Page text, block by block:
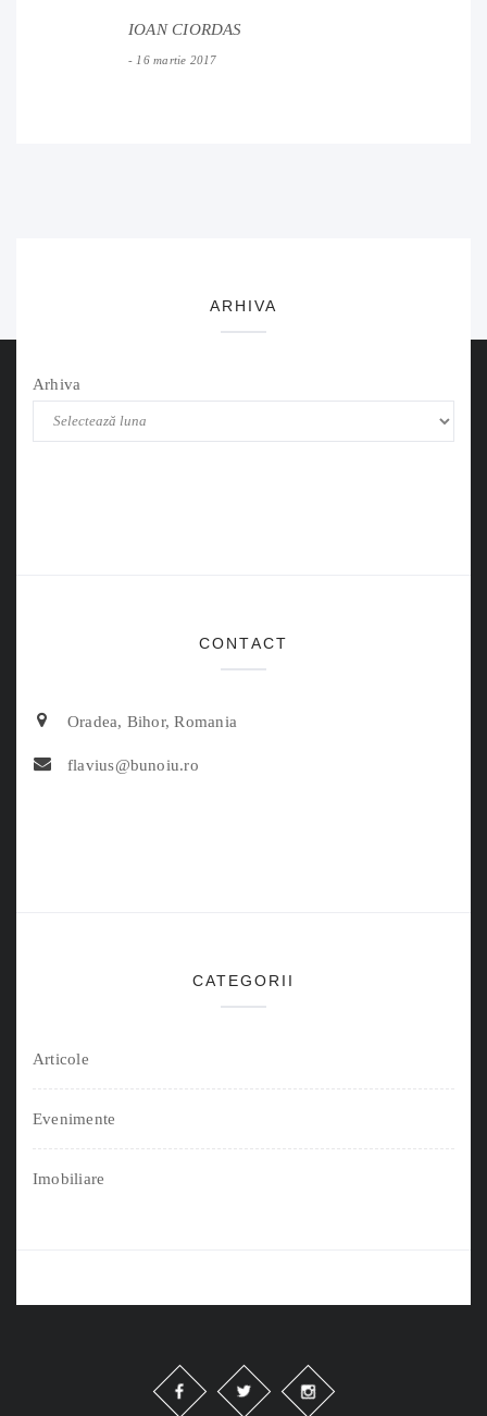
IOAN CIORDAS
16 martie 2017
ARHIVA
Arhiva
CONTACT
Oradea, Bihor, Romania
flavius@bunoiu.ro
CATEGORII
Articole
Evenimente
Imobiliare